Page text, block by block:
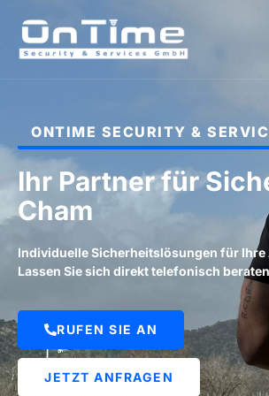
ONTIME SECURITY &
Ihr Partner für
Cham
Individuelle Sicherheitslösungen für Ihre
Lassen Sie sich direkt telefonisch
RUFEN SIE AN
JETZT ANFRAGEN